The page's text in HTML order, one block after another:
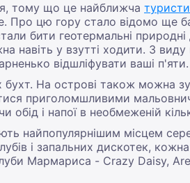
тому що це найближча
Про цю гору стало відомо ще
бити геотермальні
навіть у взутті ходити. З виду
відшліфувати ваші п'яти.
На острові також можна
приголомшливими
і напої в необмеженій
найпопулярнішим місцем
і запальних дискотек,
Мармариса - Crazy Daisy,